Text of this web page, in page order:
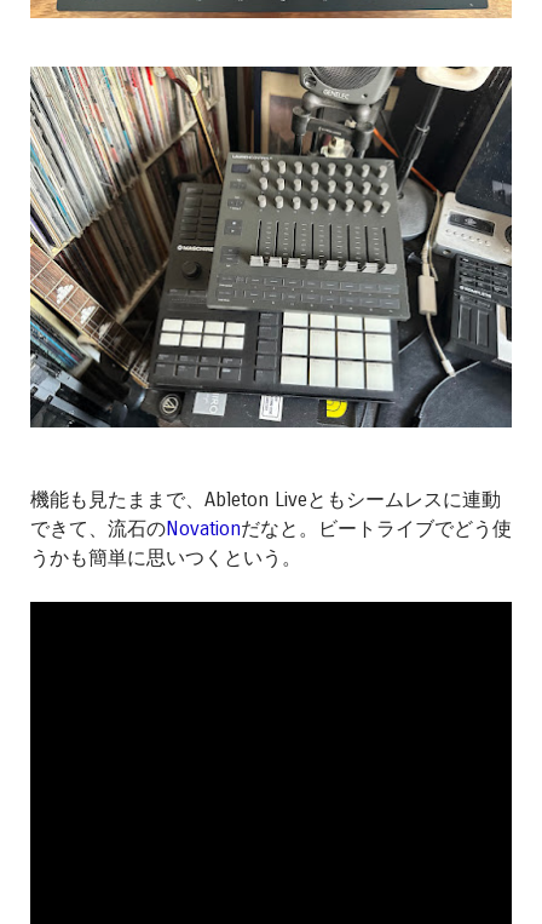
機能も見たままで、Ableton Liveともシームレスに連動
できて、流石のNovationだなと。ビートライブでどう使
うかも簡単に思いつくという。